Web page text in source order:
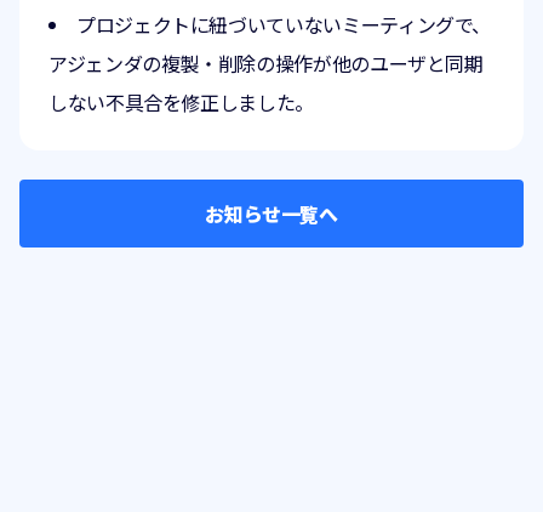
プロジェクトに紐づいていないミーティングで、
アジェンダの複製・削除の操作が他のユーザと同期
しない不具合を修正しました。
お知らせ一覧へ